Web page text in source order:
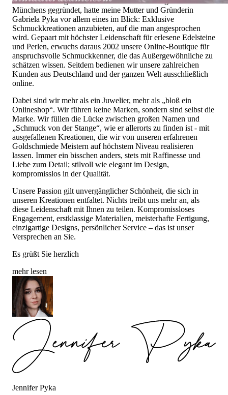
Münchens gegründet, hatte meine Mutter und Gründerin
Gabriela Pyka vor allem eines im Blick: Exklusive
Schmuckkreationen anzubieten, auf die man angesprochen
wird. Gepaart mit höchster Leidenschaft für erlesene Edelsteine
und Perlen, erwuchs daraus 2002 unsere Online-Boutique für
anspruchsvolle Schmuckkenner, die das Außergewöhnliche zu
schätzen wissen. Seitdem bedienen wir unsere zahlreichen
Kunden aus Deutschland und der ganzen Welt ausschließlich
online.
Dabei sind wir mehr als ein Juwelier, mehr als „bloß ein
Onlineshop“. Wir führen keine Marken, sondern sind selbst die
Marke. Wir füllen die Lücke zwischen großen Namen und
„Schmuck von der Stange“, wie er allerorts zu finden ist - mit
ausgefallenen Kreationen, die wir von unseren erfahrenen
Goldschmiede Meistern auf höchstem Niveau realisieren
lassen. Immer ein bisschen anders, stets mit Raffinesse und
Liebe zum Detail; stilvoll wie elegant im Design,
kompromisslos in der Qualität.
Unsere Passion gilt unvergänglicher Schönheit, die sich in
unseren Kreationen entfaltet. Nichts treibt uns mehr an, als
diese Leidenschaft mit Ihnen zu teilen. Kompromissloses
Engagement, erstklassige Materialien, meisterhafte Fertigung,
einzigartige Designs, persönlicher Service – das ist unser
Versprechen an Sie.
Es grüßt Sie herzlich
mehr lesen
Jennifer Pyka